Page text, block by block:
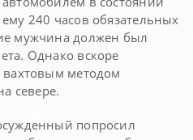
240 часов обязательных
мужчина должен был
Однако вскоре
вахтовым методом
севере.
попросил